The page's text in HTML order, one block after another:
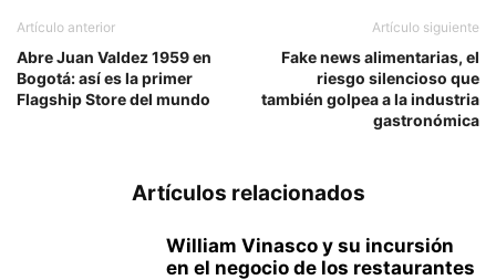
Artículo anterior
Abre Juan Valdez 1959 en
Bogotá: así es la primer
Flagship Store del mundo
Artículo siguiente
Fake news alimentarias, el
riesgo silencioso que
también golpea a la industria
gastronómica
Artículos relacionados
William Vinasco y su incursión
en el negocio de los restaurantes